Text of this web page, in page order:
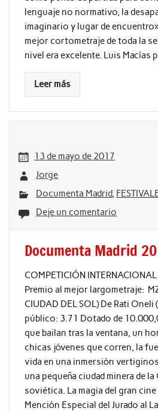
lenguaje no normativo, la
imaginario y lugar de
mejor cortometraje de toda la
nivel era excelente. Luis Macías
Leer más
13 de mayo de 2017
Jorge
Documenta Madrid,
Deje un comentario
Documenta Madrid
COMPETICIÓN
Premio al mejor largometraje:
CIUDAD DEL SOL) De Rati
público: 3.71 Dotado de
que bailan tras la ventana, un
chicas jóvenes que corren, la
vida en una inmersión
una pequeña ciudad minera de
soviética. La magia del gran
Mención Especial del Jurado al